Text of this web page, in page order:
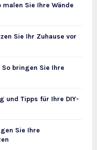
Sie Ihre Wände
Sie Ihr Zuhause vor
bringen Sie Ihre
und Tipps für Ihre DIY-
Sie Ihre